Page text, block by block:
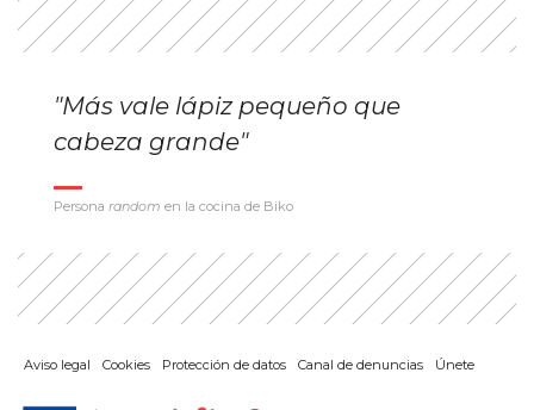
"Más vale lápiz pequeño que
cabeza grande"
Persona random en la cocina de Biko
Aviso legal Cookies Protección de datos Canal de denuncias Únete